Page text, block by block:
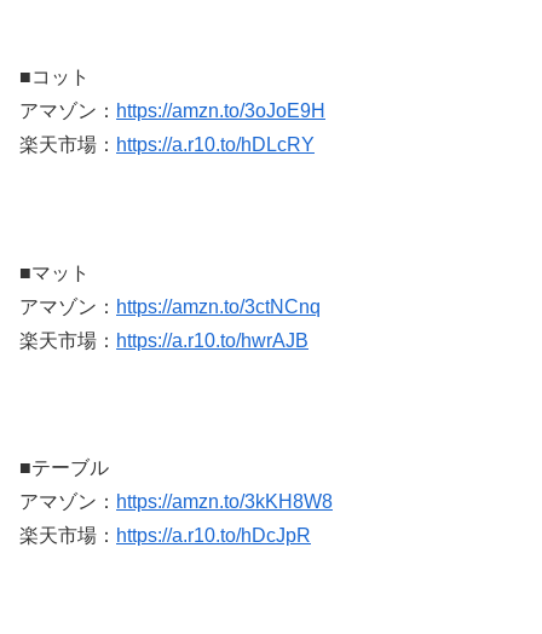
■コット
アマゾン： https://amzn.to/3oJoE9H
楽天市場： https://a.r10.to/hDLcRY
■マット
アマゾン： https://amzn.to/3ctNCnq
楽天市場： https://a.r10.to/hwrAJB
■テーブル
アマゾン： https://amzn.to/3kKH8W8
楽天市場： https://a.r10.to/hDcJpR